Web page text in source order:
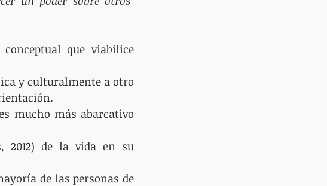
que viabilice
y culturalmente a otro
mucho más abarcativo
2012) de la vida en su
de las personas de